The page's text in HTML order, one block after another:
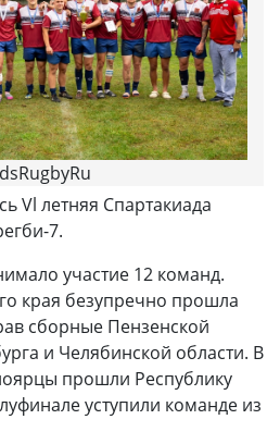
Vl летняя Спартакиада
7.
участие 12 команд.
края безупречно прошла
сборные Пензенской
и Челябинской области. В
прошли Республику
уступили команде из